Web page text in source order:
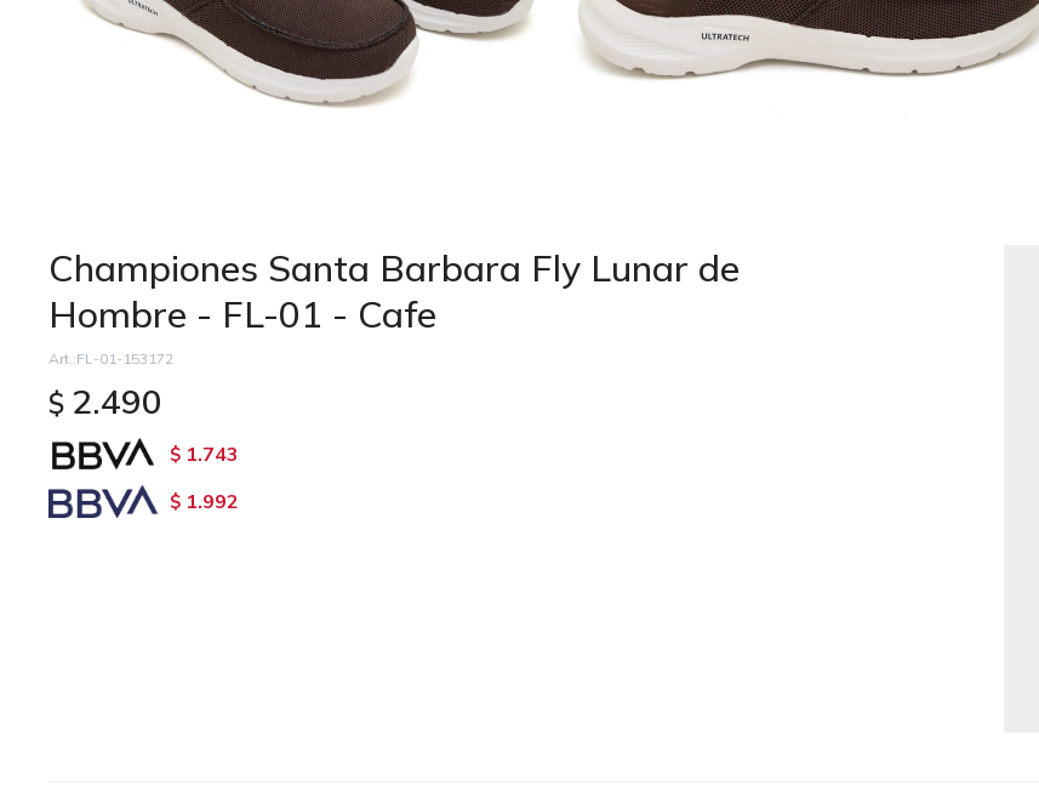
Championes Santa Barbara Fly Lunar de
Hombre - FL-01 - Cafe
FL-01-153172
$ 2.490
$ 1.743
$ 1.992